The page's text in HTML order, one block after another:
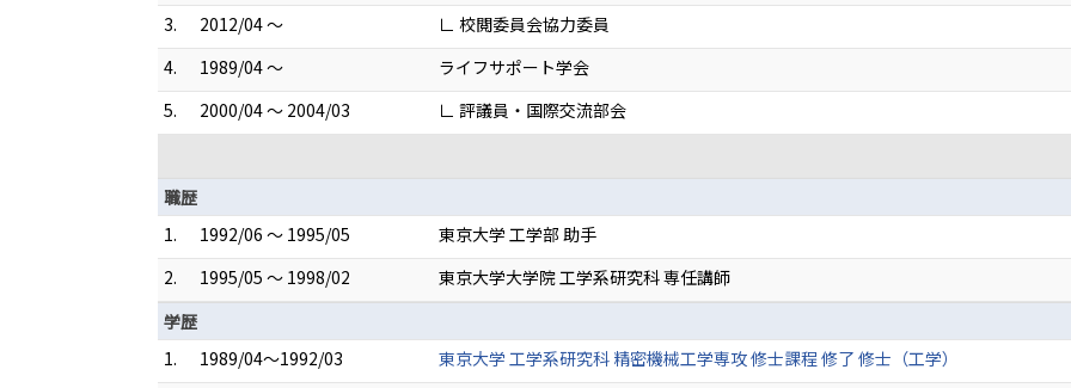
3.
2012/04 ～
∟ 校閲委員会協力委員
4.
1989/04 ～
ライフサポート学会
5.
2000/04 ～ 2004/03
∟ 評議員・国際交流部会
職歴
1.
1992/06 ～ 1995/05
東京大学 工学部 助手
2.
1995/05 ～ 1998/02
東京大学大学院 工学系研究科 専任講師
学歴
1.
1989/04～1992/03
東京大学 工学系研究科 精密機械工学専攻 修士課程 修了 修士（工学）